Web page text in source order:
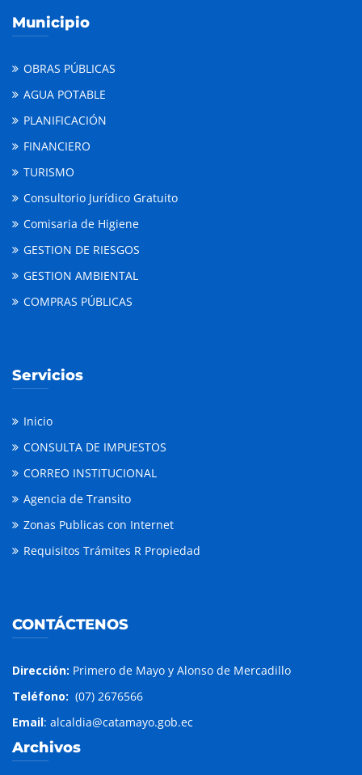
Municipio
OBRAS PÚBLICAS
AGUA POTABLE
PLANIFICACIÓN
FINANCIERO
TURISMO
Consultorio Jurídico Gratuito
Comisaria de Higiene
GESTION DE RIESGOS
GESTION AMBIENTAL
COMPRAS PÚBLICAS
Servicios
Inicio
CONSULTA DE IMPUESTOS
CORREO INSTITUCIONAL
Agencia de Transito
Zonas Publicas con Internet
Requisitos Trámites R Propiedad
CONTÁCTENOS
Dirección: Primero de Mayo y Alonso de Mercadillo
Teléfono: (07) 2676566
Email: alcaldia@catamayo.gob.ec
Archivos